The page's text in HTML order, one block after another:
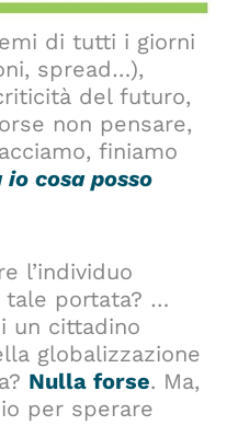
di tutti i giorni
spread…),
del futuro,
non pensare,
finiamo
io cosa posso
l’individuo
tale portata? …
un cittadino
globalizzazione
Nulla forse. Ma,
per sperare